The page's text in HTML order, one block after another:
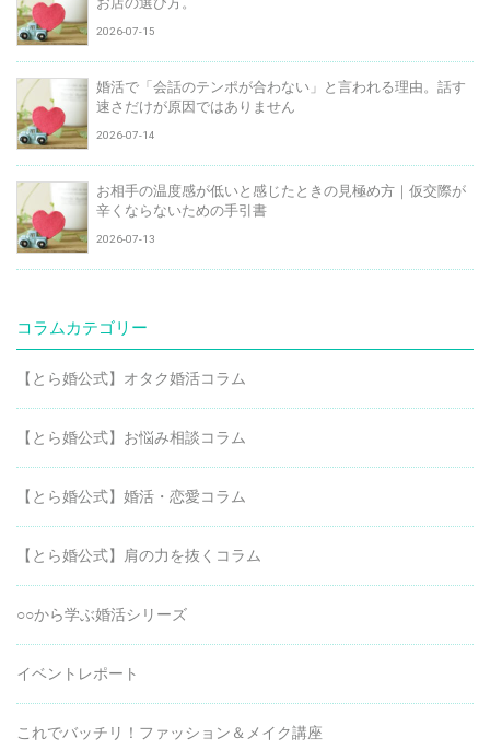
2026-07-15
婚活で「会話のテンポが合わない」と言われる理由。話す
速さだけが原因ではありません
2026-07-14
お相手の温度感が低いと感じたときの見極め方｜仮交際が
辛くならないための手引書
2026-07-13
コラムカテゴリー
【とら婚公式】オタク婚活コラム
【とら婚公式】お悩み相談コラム
【とら婚公式】婚活・恋愛コラム
【とら婚公式】肩の力を抜くコラム
○○から学ぶ婚活シリーズ
イベントレポート
これでバッチリ！ファッション＆メイク講座